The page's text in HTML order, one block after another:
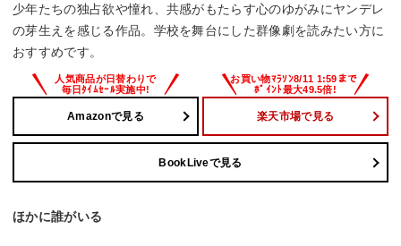
少年たちの独占欲や憧れ、共感がもたらす心のゆがみにヤンデレ
の芽生えを感じる作品。学校を舞台にした群像劇を読みたい方に
おすすめです。
Amazonで見る 楽天市場で見る
BookLiveで見る
ほかに誰がいる